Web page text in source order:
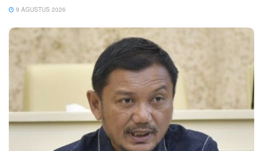
9 AGUSTUS 2026